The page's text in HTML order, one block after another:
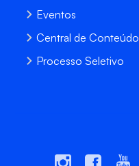
Eventos
Central de Conteúdo
Processo Seletivo